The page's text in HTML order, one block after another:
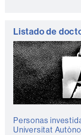
Listado de
Personas
Universitat